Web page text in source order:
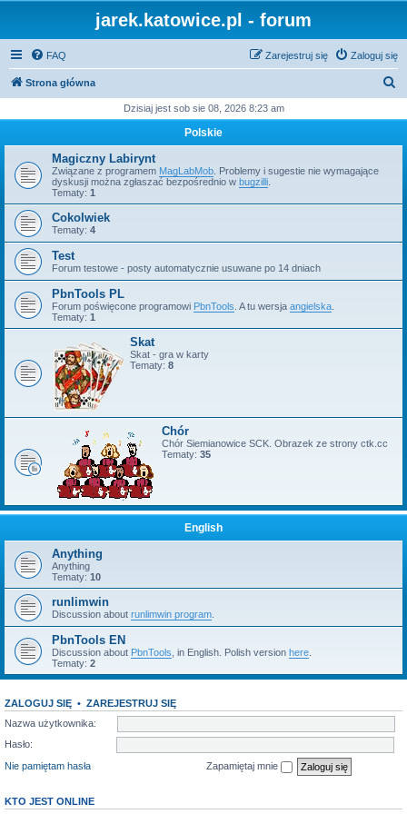
jarek.katowice.pl - forum
FAQ Zaloguj się
Zarejestruj się
Strona główna
k
Dzisiaj jest sob sie 08, 2026 8:23 am
Polskie
Magiczny Labirynt
Związane z programem MagLabMob . Problemy i sugestie nie wymagające
dyskusji można zgłaszać bezpośrednio w bugzilli
Tematy: 1
Cokolwiek
Tematy: 4
Test
Forum testowe - posty automatycznie usuwane po 14 dniach
PbnTools PL
Forum poświęcone programowi PbnTools . A tu wersja angielska
Tematy: 1
Skat
Skat - gra w karty
Tematy: 8
Chór
Chór Siemianowice SCK. Obrazek ze strony ctk.cc
Tematy: 35
English
Anything
Anything
Tematy: 10
runlimwin
Discussion about runlimwin program
PbnTools EN
Discussion about PbnTools , in English. Polish version here
Tematy: 2
ZALOGUJ SIĘ • ZAREJESTRUJ SIĘ
Nazwa użytkownika:
Hasło:
Nie pamiętam hasła
Zapamiętaj mnie
KTO JEST ONLINE